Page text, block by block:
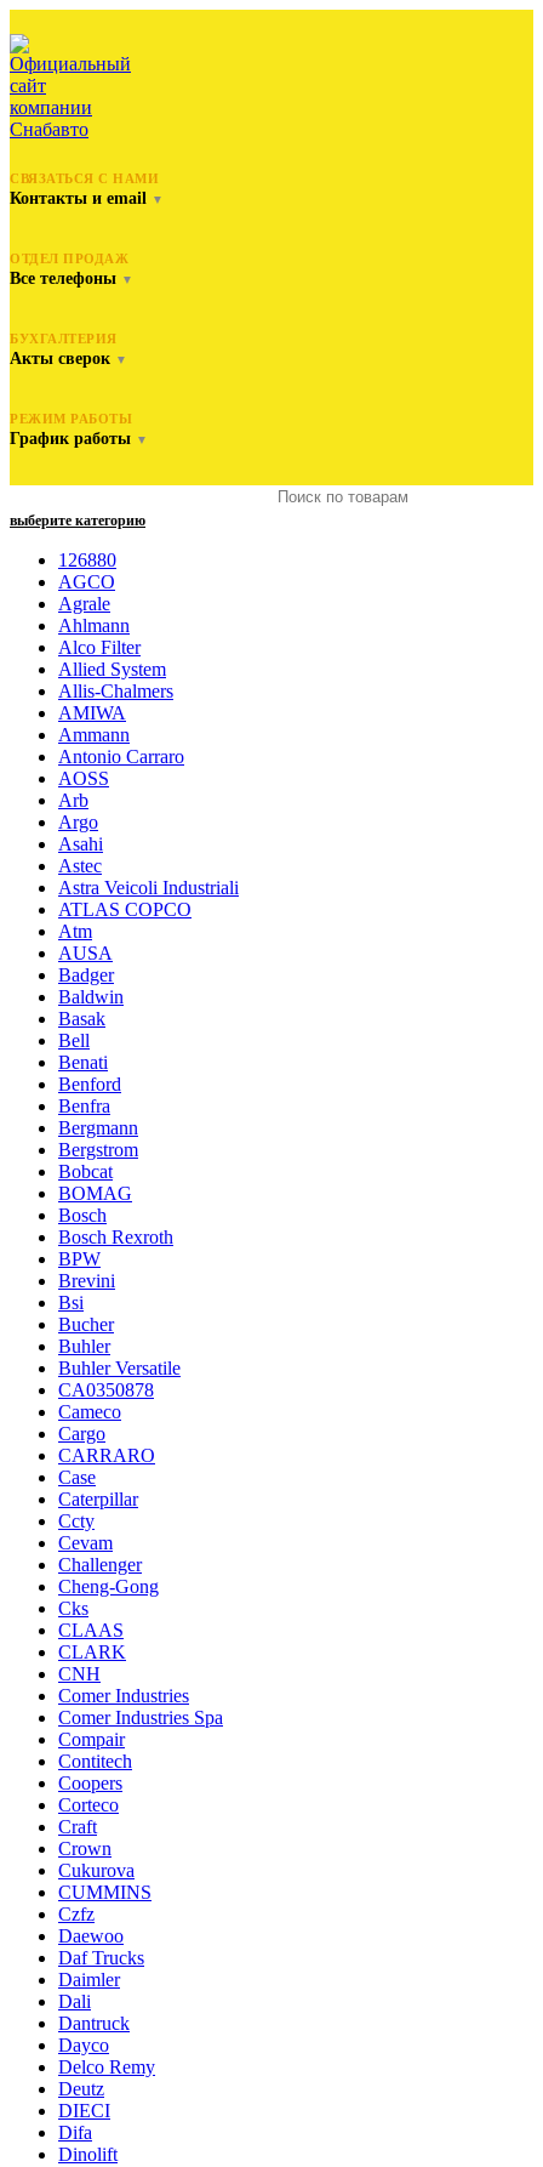
СВЯЗАТЬСЯ С НАМИ
Контакты и email ▼
ОТДЕЛ ПРОДАЖ
Все телефоны ▼
БУХГАЛТЕРИЯ
Акты сверок ▼
РЕЖИМ РАБОТЫ
График работы ▼
выберите категорию
126880
AGCO
Agrale
Ahlmann
Alco Filter
Allied System
Allis-Chalmers
AMIWA
Ammann
Antonio Carraro
AOSS
Arb
Argo
Asahi
Astec
Astra Veicoli Industriali
ATLAS COPCO
Atm
AUSA
Badger
Baldwin
Basak
Bell
Benati
Benford
Benfra
Bergmann
Bergstrom
Bobcat
BOMAG
Bosch
Bosch Rexroth
BPW
Brevini
Bsi
Bucher
Buhler
Buhler Versatile
CA0350878
Cameco
Cargo
CARRARO
Case
Caterpillar
Ccty
Cevam
Challenger
Cheng-Gong
Cks
CLAAS
CLARK
CNH
Comer Industries
Comer Industries Spa
Compair
Contitech
Coopers
Corteco
Craft
Crown
Cukurova
CUMMINS
Czfz
Daewoo
Daf Trucks
Daimler
Dali
Dantruck
Dayco
Delco Remy
Deutz
DIECI
Difa
Dinolift